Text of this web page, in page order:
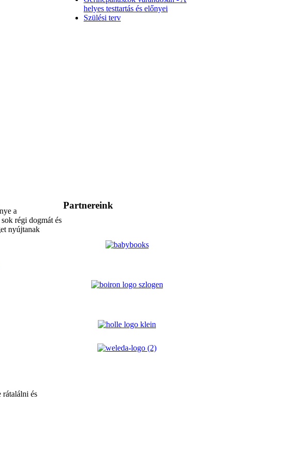
a
régi dogmát és
nyújtanak
rátalálni és
helyes testtartás és előnyei
Szülési terv
Partnereink